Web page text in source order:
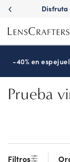
Skip
main
content
Disfruta
-40% en
Prueba
Filtros